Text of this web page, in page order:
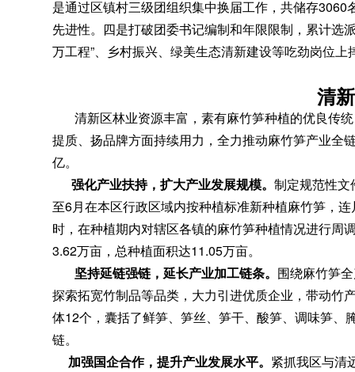
是通过区镇村三级团组织集中换届工作 ， 共储存3060
先进性。四是打破团委书记编制和年限限制 ， 累计选
万工程”、乡村振兴、绿美生态清新建设等吃劲岗位上
清
清新区林业资源丰富 ， 素有麻竹笋种植的优良传
提质、扬品牌方面持续用力，全力推动麻竹笋产业全
亿。
强化产业扶持， 扩大产业发展规模。 制定规范性
至6月在本区行政区域内按种植标准新种植麻竹笋，
时，在种植期内对辖区各镇的麻竹笋种植情况进行周
3.62万亩 ， 总种植面积达11.05万亩。
坚持延链强链 ， 延长产业加工链条。 围绕麻竹笋
探索拓宽竹制品等品类，大力引进优质企业 ， 带动竹
体12个 ， 囊括了鲜笋、笋丝、笋干、酸笋、调味笋、
链。
加强国企合作， 提升产业发展水平。 紧抓我区与清